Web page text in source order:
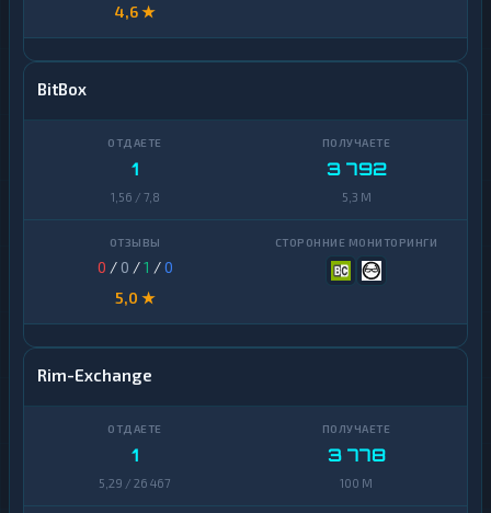
4,6 ★
BitBox
1
1,56 / 7,8
3 792
5,3 M
0 / 0 /1 /0
5,0 ★
Rim-Exchange
1
5,29 / 26 467
3 778
100 M